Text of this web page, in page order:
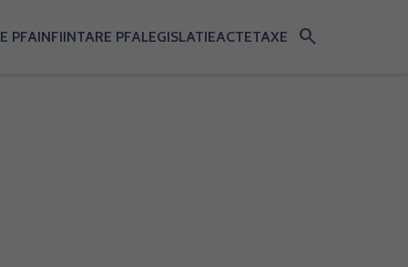
PFAINFIINTARE PFALEGISLATIEACTETAXE search